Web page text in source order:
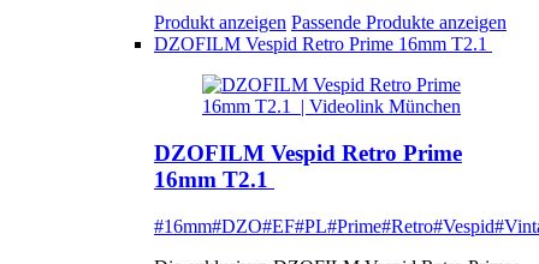
Produkt anzeigen Passende Produkte anzeigen
DZOFILM Vespid Retro Prime 16mm T2.1
DZOFILM Vespid Retro Prime
16mm T2.1
#16mm#DZO#EF#PL#Prime#Retro#Vespid